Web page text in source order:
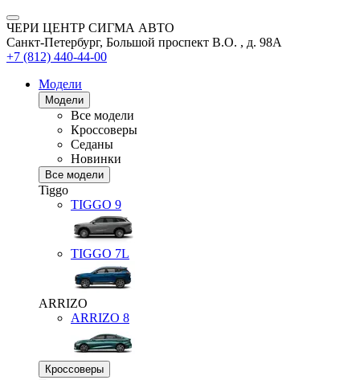
ЧЕРИ ЦЕНТР СИГМА АВТО
Санкт-Петербург, Большой проспект В.О. , д. 98А
+7 (812) 440-44-00
Модели
Модели
Все модели
Кроссоверы
Седаны
Новинки
Все модели
Tiggo
TIGGO 9
TIGGO 7L
ARRIZO
ARRIZO 8
Кроссоверы